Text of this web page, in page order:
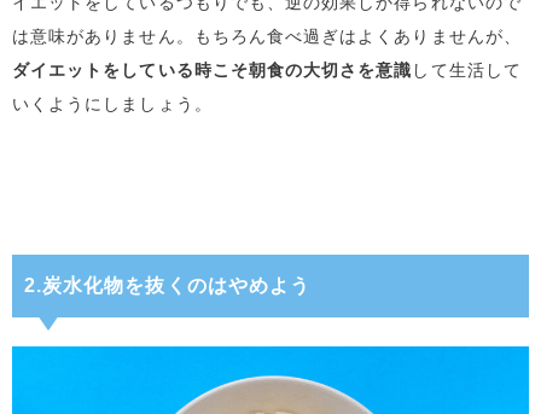
は意味がありません。もちろん食べ過ぎはよくありませんが、
ダイエットをしている時こそ朝食の大切さを意識 して生活して
いくようにしましょう。
2.炭水化物を抜くのはやめよう